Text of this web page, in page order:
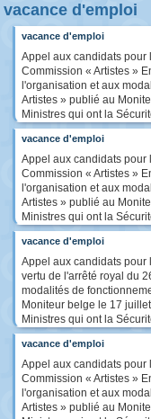
vacance d'emploi
vacance d'emploi
Appel aux candidats
Commission « Artistes »
l'organisation et aux
Artistes » publié au
Ministres qui ont la
vacance d'emploi
Appel aux candidats
Commission « Artistes »
l'organisation et aux
Artistes » publié au
Ministres qui ont la
vacance d'emploi
Appel aux candidats pour
vertu de l'arrêté royal du
modalités de
Moniteur belge le 17
Ministres qui ont la
vacance d'emploi
Appel aux candidats
Commission « Artistes »
l'organisation et aux
Artistes » publié au